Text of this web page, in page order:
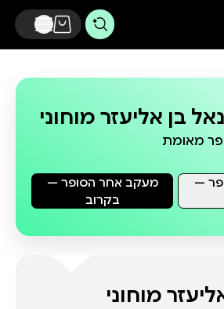
בן אליעזר מוחוני
מאומת
מעקב אחר הסופר —
בקרוב
—
מוחוני